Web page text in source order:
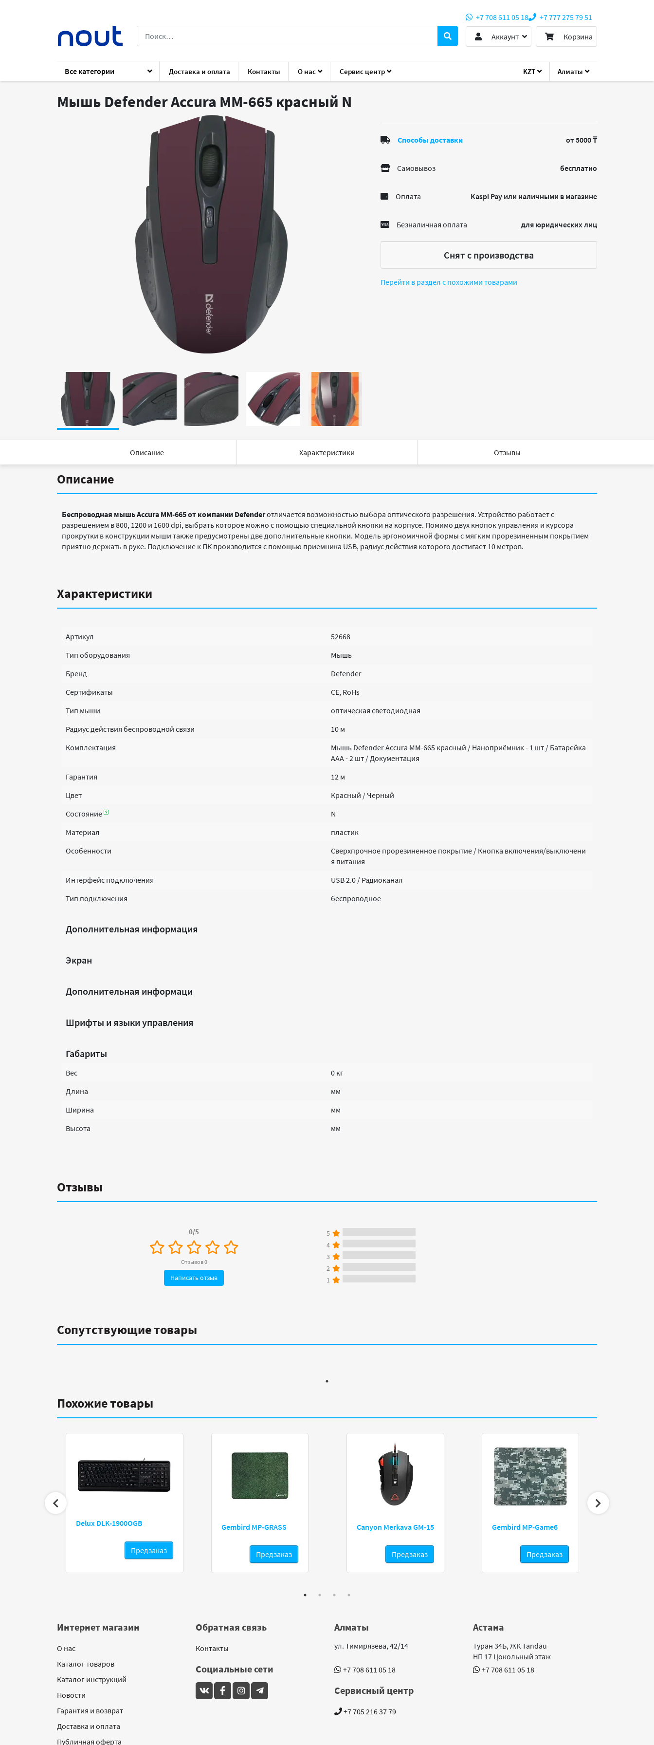
KZT Алматы
+7 708 611 05 18
+7 777 275 79 51
Аккаунт
Корзина
Все категории Доставка и оплата Контакты О нас Сервис центр
Каталог Периферия Клавиатуры и мыши Defender Accura MM-665 красный
Мышь Defender Accura MM-665 красный N
Способы доставки от 5000 ₸
Самовывоз бесплатно
Оплата Kaspi Pay или наличными в магазине
Безналичная оплата для юридических лиц
Снят с производства
Перейти в раздел с похожими товарами
Описание Характеристики Отзывы
Описание
Беспроводная мышь Accura MM-665 от компании Defenderотличается возможностью выбора оптического разрешения. Устройство работает с
разрешением в 800, 1200 и 1600 dpi, выбрать которое можно с помощью специальной кнопки на корпусе. Помимо двух кнопок управления и курсора
прокрутки в конструкции мыши также предусмотрены две дополнительные кнопки. Модель эргономичной формы с мягким прорезиненным покрытием
приятно держать в руке. Подключение к ПК производится с помощью приемника USB, радиус действия которого достигает 10 метров.
Характеристики
Артикул
52668
Тип оборудования
Мышь
Бренд
Defender
Сертификаты
CE, RoHs
Тип мыши
оптическая светодиодная
Радиус действия беспроводной связи
10 м
Комплектация
Мышь Defender Accura MM-665 красный / Наноприёмник - 1 шт / Батарейка
AAA - 2 шт / Документация
Гарантия
12 м
Цвет
Красный / Черный
Состояние
N
Материал
пластик
Особенности
Сверхпрочное прорезиненное покрытие / Кнопка включения/выключени
я питания
Интерфейс подключения
USB 2.0 / Радиоканал
Тип подключения
беспроводное
Дополнительная информация
Экран
Дополнительная информаци
Шрифты и языки управления
Габариты
Вес
0 кг
Длина
мм
Ширина
мм
Высота
мм
Отзывы
0/5
Отзывов 0
Написать отзыв
5
4
3
2
1
Сопутствующие товары
Похожие товары
Delux DLK-1900OGB
Предзаказ
Gembird MP-GRASS
Предзаказ
Canyon Merkava GM-15
Предзаказ
Gembird MP-Game6
Предзаказ
Интернет магазин
О нас
Каталог товаров
Каталог инструкций
Новости
Гарантия и возврат
Доставка и оплата
Публичная оферта
Обратная связь
Контакты
Социальные сети
Алматы
ул. Тимирязева, 42/14
+7 708 611 05 18
Астана
Туран 34Б, ЖК Tandau
НП 17 Цокольный этаж
+7 708 611 05 18
Сервисный центр
+7 705 216 37 79